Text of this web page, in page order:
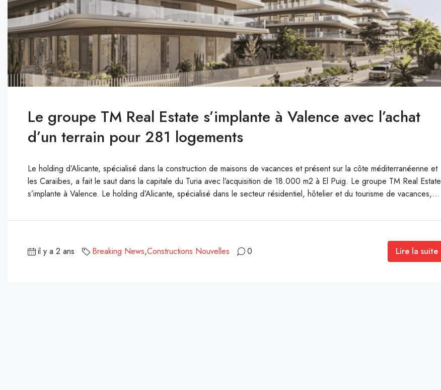
Le groupe TM Real Estate s’implante à Valence avec l’achat
d’un terrain pour 281 logements
Le holding d’Alicante, spécialisé dans la construction de maisons de vacances et présent sur la côte méditerranéenne et
les Caraïbes, a fait le saut dans la capitale du Turia avec l’acquisition de 18.000 m2 à El Puig. Le groupe TM Real Estate
s’implante à Valence. Le holding d’Alicante, spécialisé dans le secteur résidentiel, hôtelier et du tourisme de vacances,...
il y a 2 ans Breaking News,Constructions Nouvelles 0 Lire la suite